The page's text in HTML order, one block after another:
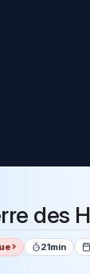
des
21min